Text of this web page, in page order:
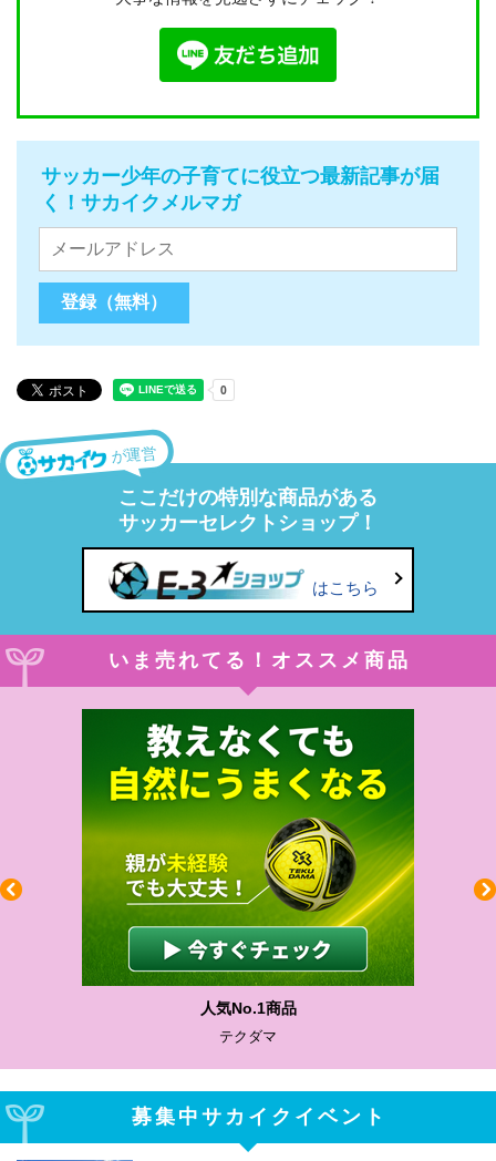
サッカー少年の子育てに役立つ最新記事が届
く！サカイクメルマガ
が運営
ここだけの特別な商品がある
サッカーセレクトショップ！
はこちら
いま売れてる！オススメ商品
募集中サカイクイベント